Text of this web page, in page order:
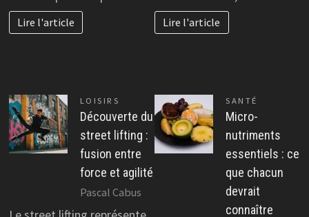
Lire l'article Lire l'article
LOISIRS
Découverte du
street lifting :
fusion entre
force et agilité
Pascal Cabus
SANTÉ
Micro-
nutriments
essentiels : ce
que chacun
devrait
connaître